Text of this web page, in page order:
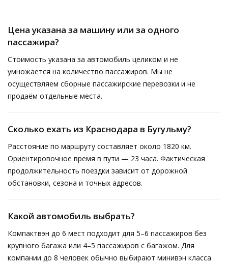
Цена указана за машину или за одного
пассажира?
Стоимость указана за автомобиль целиком и не
умножается на количество пассажиров. Мы не
осуществляем сборные пассажирские перевозки и не
продаём отдельные места.
Сколько ехать из Краснодара в Бугульму?
Расстояние по маршруту составляет около 1820 км.
Ориентировочное время в пути — 23 часа. Фактическая
продолжительность поездки зависит от дорожной
обстановки, сезона и точных адресов.
Какой автомобиль выбрать?
Компактвэн до 6 мест подходит для 5–6 пассажиров без
крупного багажа или 4–5 пассажиров с багажом. Для
компании до 8 человек обычно выбирают минивэн класса